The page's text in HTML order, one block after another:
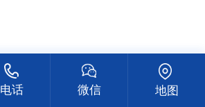
电话 微信 地图